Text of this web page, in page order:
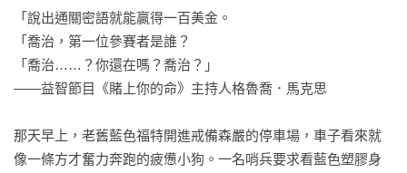
抗制度機器的隱喻，而這些男孩非常天真，完全不曉得他們到
底參加了什麼比賽，但等他們知道後，卻已經來不及了。
──《在黑暗中說的鬼故事》導演∕安德烈．歐弗蘭多
苦的競走比賽，比賽到最後，只有一個勝利者得以倖存。
──休斯頓紀事報
「說出通關密語就能贏得一百美金。
「喬治，第一位參賽者是誰？
「喬治……？你還在嗎？喬治？」
——益智節目《賭上你的命》主持人格魯喬．馬克思
那天早上，老舊藍色福特開進戒備森嚴的停車場，車子看來就
像一條方才奮力奔跑的疲憊小狗。一名哨兵要求看藍色塑膠身